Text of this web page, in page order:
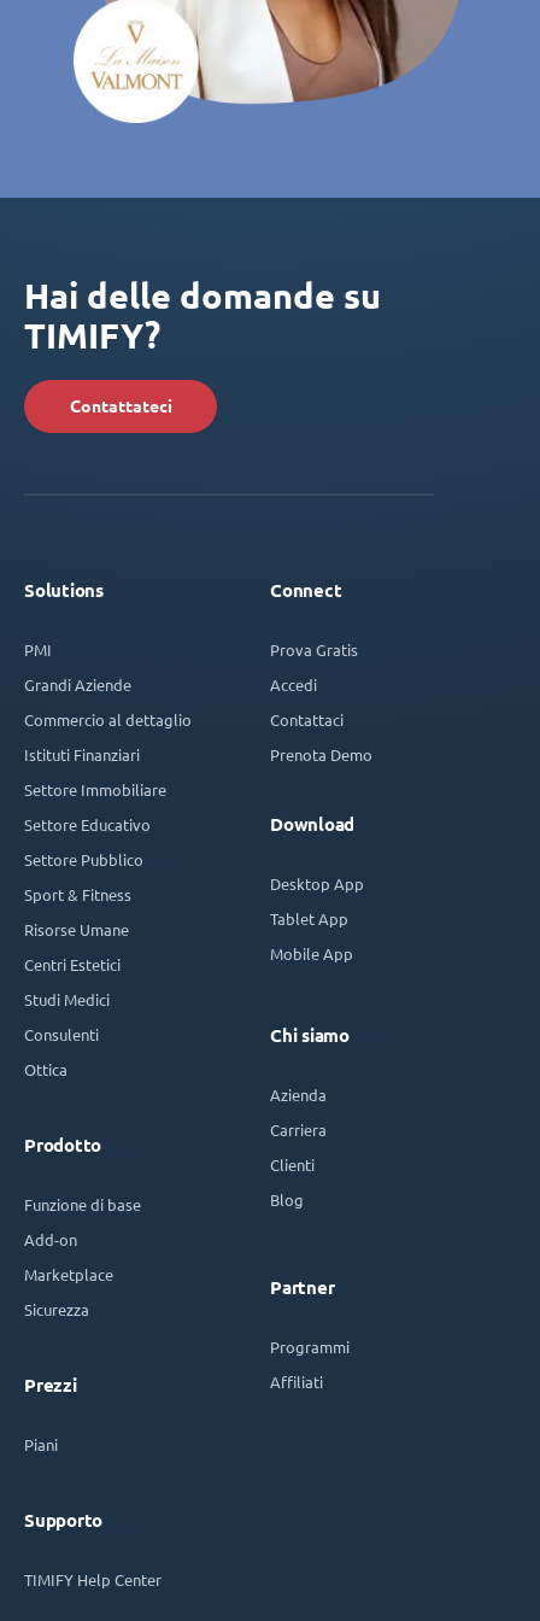
Hai delle domande su
TIMIFY?
Contattateci
Solutions
PMI
Grandi Aziende
Commercio al dettaglio
Istituti Finanziari
Settore Immobiliare
Settore Educativo
Settore Pubblico
Sport & Fitness
Risorse Umane
Centri Estetici
Studi Medici
Consulenti
Ottica
Prodotto
Funzione di base
Add-on
Marketplace
Sicurezza
Prezzi
Piani
Supporto
TIMIFY Help Center
Connect
Prova Gratis
Accedi
Contattaci
Prenota Demo
Download
Desktop App
Tablet App
Mobile App
Chi siamo
Azienda
Carriera
Clienti
Blog
Partner
Programmi
Affiliati